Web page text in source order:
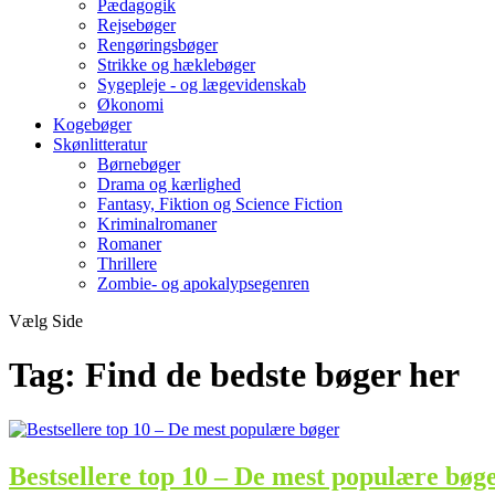
Pædagogik
Rejsebøger
Rengøringsbøger
Strikke og hæklebøger
Sygepleje - og lægevidenskab
Økonomi
Kogebøger
Skønlitteratur
Børnebøger
Drama og kærlighed
Fantasy, Fiktion og Science Fiction
Kriminalromaner
Romaner
Thrillere
Zombie- og apokalypsegenren
Vælg Side
Tag: Find de bedste bøger her
Bestsellere top 10 – De mest populære